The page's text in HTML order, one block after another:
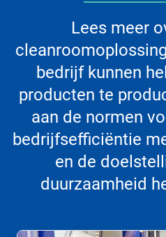
Lees meer
bedrijf kunnen
producten te
aan de normen
bedrijfsefficiëntie
en de
duurzaamheid
Dit